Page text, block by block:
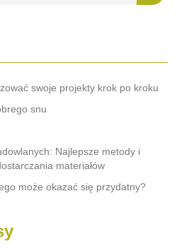
swoje projekty krok po kroku
snu
Najlepsze metody i
materiałów
może okazać się przydatny?